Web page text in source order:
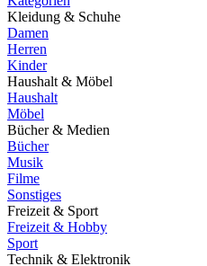
Kleidung & Schuhe
Damen
Herren
Kinder
Haushalt & Möbel
Haushalt
Möbel
Bücher & Medien
Bücher
Musik
Filme
Sonstiges
Freizeit & Sport
Freizeit & Hobby
Sport
Technik & Elektronik